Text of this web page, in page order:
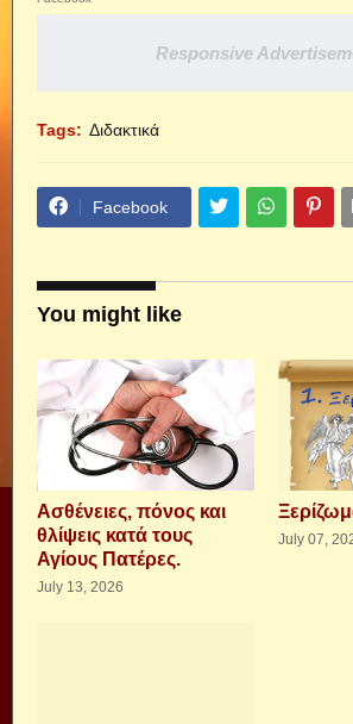
Responsive
Tags: Διδακτικά
Facebook
You might like
Aσθένειες, πόνος και
θλίψεις κατά τους
Αγίους Πατέρες.
July 13, 2026
July 07,